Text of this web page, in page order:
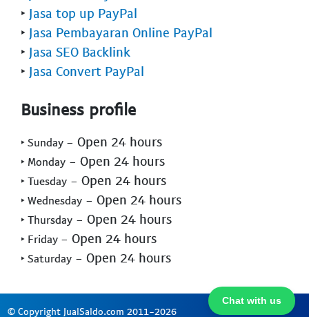
Chat with us
‣ Jasa top up PayPal
‣ Jasa Pembayaran Online PayPal
‣ Jasa SEO Backlink
‣ Jasa Convert PayPal
Business profile
‣ Sunday - Open 24 hours
‣ Monday - Open 24 hours
‣ Tuesday - Open 24 hours
‣ Wednesday - Open 24 hours
‣ Thursday - Open 24 hours
‣ Friday - Open 24 hours
‣ Saturday - Open 24 hours
© Copyright JualSaldo.com 2011-2026